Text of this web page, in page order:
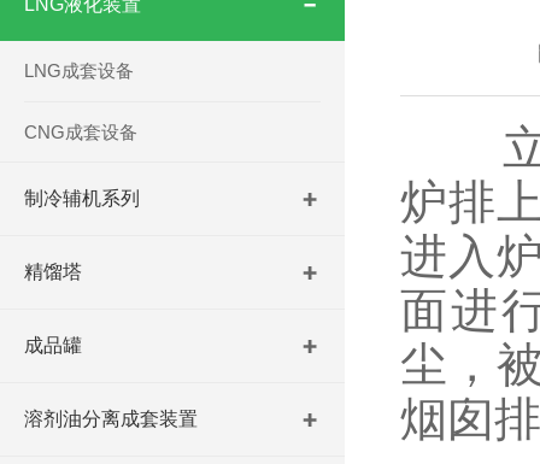
LNG液化装置
LNG成套设备
CNG成套设备
制冷辅机系列
精馏塔
成品罐
溶剂油分离成套装置
炉排
进入
面进
尘，
烟囱